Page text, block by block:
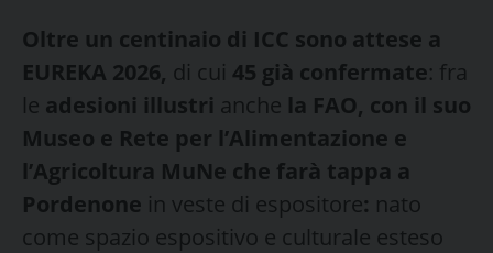
Oltre un centinaio di ICC sono attese a
EUREKA 2026, di cui 45 già confermate: fra
le adesioni illustri anche la FAO, con il suo
Museo e Rete per l’Alimentazione e
l’Agricoltura MuNe che farà tappa a
Pordenone in veste di espositore: nato
come spazio espositivo e culturale esteso